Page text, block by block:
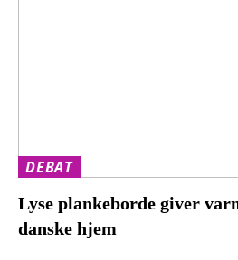
DEBAT
Lyse plankeborde giver
danske hjem